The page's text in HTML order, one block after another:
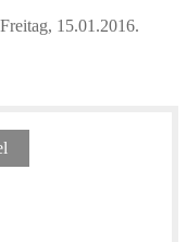
15.01.2016.